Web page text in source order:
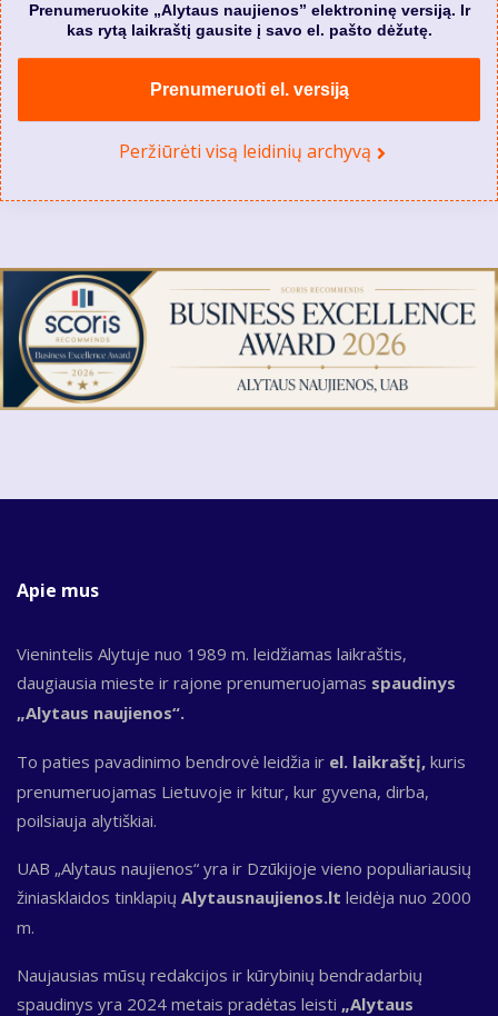
Prenumeruokite „Alytaus naujienos” elektroninę versiją. Ir
kas rytą laikraštį gausite į savo el. pašto dėžutę.
Prenumeruoti el. versiją
Peržiūrėti visą leidinių archyvą
Apie mus
Vienintelis Alytuje nuo 1989 m. leidžiamas laikraštis,
daugiausia mieste ir rajone prenumeruojamas spaudinys
„Alytaus naujienos“.
To paties pavadinimo bendrovė leidžia ir el. laikraštį, kuris
prenumeruojamas Lietuvoje ir kitur, kur gyvena, dirba,
poilsiauja alytiškiai.
UAB „Alytaus naujienos“ yra ir Dzūkijoje vieno populiariausių
žiniasklaidos tinklapių Alytausnaujienos.lt leidėja nuo 2000
m.
Naujausias mūsų redakcijos ir kūrybinių bendradarbių
spaudinys yra 2024 metais pradėtas leisti „Alytaus